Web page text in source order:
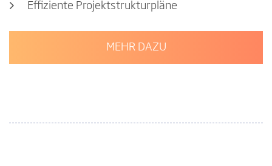
Effiziente Projektstrukturpläne
MEHR DAZU